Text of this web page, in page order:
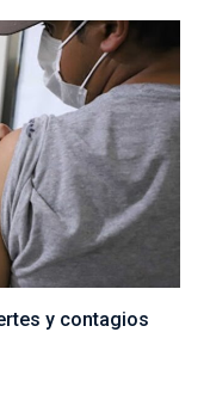
y contagios